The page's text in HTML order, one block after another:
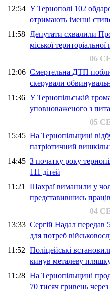
12:54 У Тернополі 102
отримають іменні
11:58 Депутати схвалили
міської
06
12:06 Смертельна ДТП
скерували
11:36 У Тернопільській
уповноваженого з
05
15:45 На Тернопільщині
патріотичний
14:45 З початку року
111 дітей
11:21 Шахраї виманили у
представившись
04
13:33 Сергій Надал передав
для потреб
11:52 Поліцейські
кинув металеву
11:28 На Тернопільщині
70 тисяч гривень